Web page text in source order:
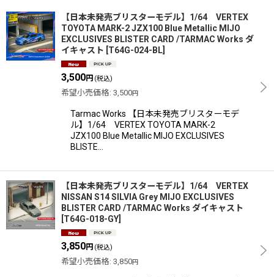
【日本未発売ブリスターモデル】1/64 VERTEX
TOYOTA MARK-2 JZX100 Blue Metallic MIJO
EXCLUSIVES BLISTER CARD /TARMAC Works ダ
イキャスト T64G-024-BL
3,500円 (税込)
希望小売価格: 3,500円
Tarmac Works 【日本未発売ブリスターモデ
ル】1/64 VERTEX TOYOTA MARK-2
JZX100 Blue Metallic MIJO EXCLUSIVES
BLISTE…
【日本未発売ブリスターモデル】1/64 VERTEX
NISSAN S14 SILVIA Grey MIJO EXCLUSIVES
BLISTER CARD /TARMAC Works ダイキャスト
T64G-018-GY
3,850円 (税込)
希望小売価格: 3,850円